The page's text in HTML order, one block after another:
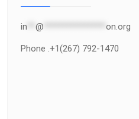
in @ on.org
Phone .+1(267) 792-1470